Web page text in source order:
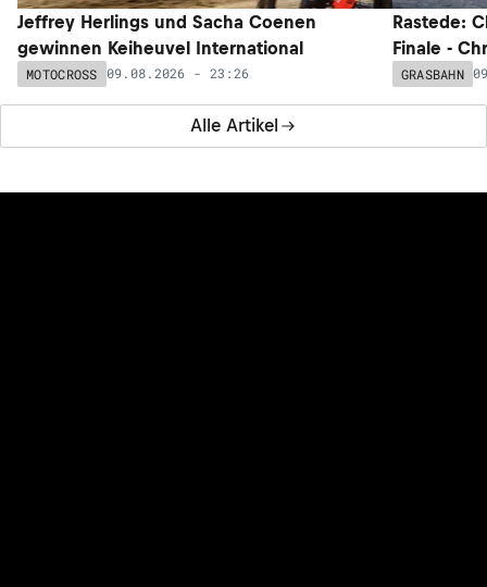
Alle Artikel
Jeffrey Herlings und Sacha Coenen
gewinnen Keiheuvel International
MOTOCROSS 09.08.2026 - 23:26
Rastede:
Finale -
GRASBAHN